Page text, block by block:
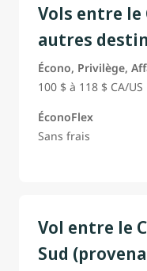
Vols entre le
autres
Écono, Privilège,
100 $ à 118 $ CA/US
ÉconoFlex
Sans frais
Vol entre le
Sud